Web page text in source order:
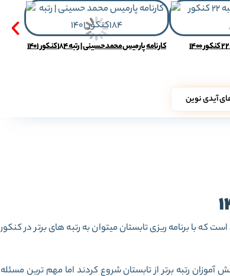
کارنامه پارمیس محمد حسینی | رتبه 184کنکور 1401
آیدی نوین
که با برنامه ریزی تابستان میتوان به رتبه های برتر در کنکور
رتبه برتر از تابستان شروع کردند اما مهم ترین مسئله